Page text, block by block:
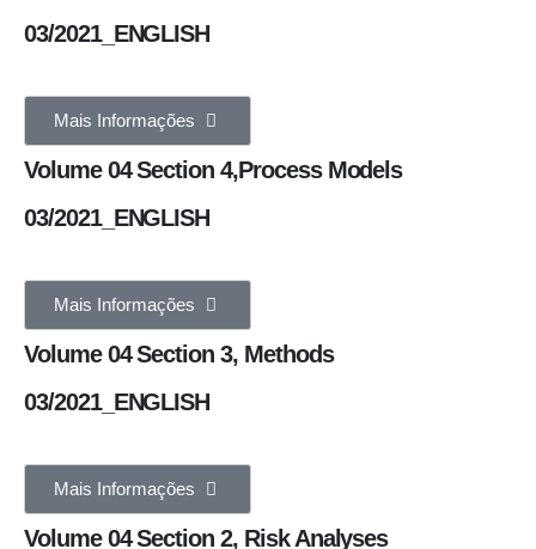
03/2021_ENGLISH
Mais Informações
Volume 04 Section 4,Process Models
03/2021_ENGLISH
Mais Informações
Volume 04 Section 3, Methods
03/2021_ENGLISH
Mais Informações
Volume 04 Section 2, Risk Analyses